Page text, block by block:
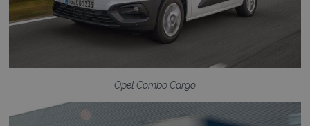
Opel Combo Cargo